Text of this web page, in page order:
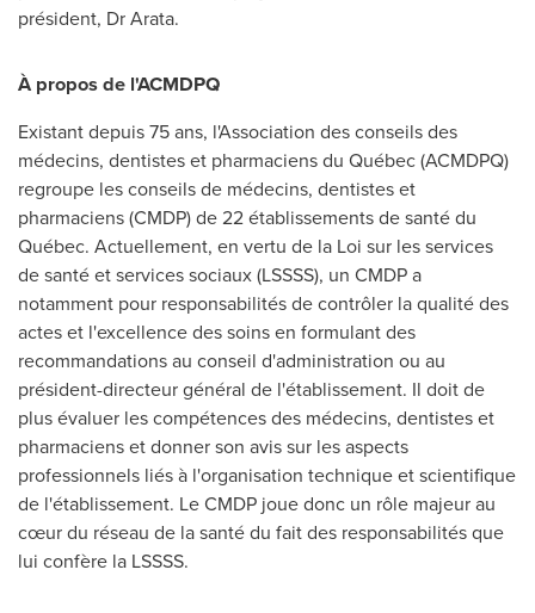
président, Dr Arata.
À propos de l'ACMDPQ
Existant depuis 75 ans, l'Association des conseils des
médecins, dentistes et pharmaciens du Québec (ACMDPQ)
regroupe les conseils de médecins, dentistes et
pharmaciens (CMDP) de 22 établissements de santé du
Québec. Actuellement, en vertu de la Loi sur les services
de santé et services sociaux (LSSSS), un CMDP a
notamment pour responsabilités de contrôler la qualité des
actes et l'excellence des soins en formulant des
recommandations au conseil d'administration ou au
président-directeur général de l'établissement. Il doit de
plus évaluer les compétences des médecins, dentistes et
pharmaciens et donner son avis sur les aspects
professionnels liés à l'organisation technique et scientifique
de l'établissement. Le CMDP joue donc un rôle majeur au
cœur du réseau de la santé du fait des responsabilités que
lui confère la LSSSS.